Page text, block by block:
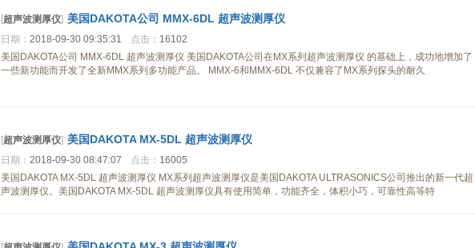
[超声波测厚仪] 美国DAKOTA公司 MMX-6DL 超声波测厚仪
日期： 2018-09-30 09:35:31 点击： 16102
美国DAKOTA公司 MMX-6DL 超声波测厚仪 美国DAKOTA公司在MX系列超声波测厚仪 的基础上，成功地增加了
一些新功能而开发了全新MMX系列多功能产品。 MMX-6和MMX-6DL 不仅兼容了MX系列探头的耐久
[超声波测厚仪] 美国DAKOTA MX-5DL 超声波测厚仪
日期： 2018-09-30 08:47:07 点击： 16005
美国DAKOTA MX-5DL 超声波测厚仪 MX系列超声波测厚仪是美国DAKOTA ULTRASONICS公司推出的新一代超
声波测厚仪。美国DAKOTA MX-5DL 超声波测厚仪具有使用简单，功能齐全，体积小巧，可靠性高等特